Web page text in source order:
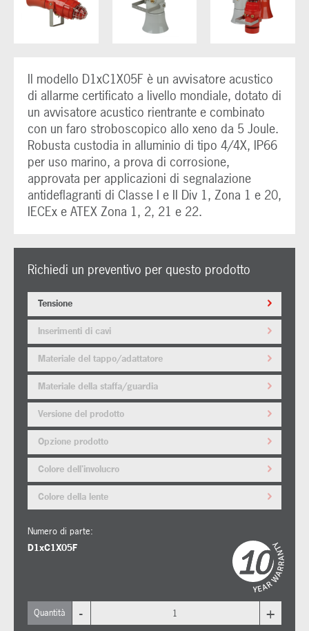
Il modello D1xC1X05F è un avvisatore acustico
di allarme certificato a livello mondiale, dotato di
un avvisatore acustico rientrante e combinato
con un faro stroboscopico allo xeno da 5 Joule.
Robusta custodia in alluminio di tipo 4/4X, IP66
per uso marino, a prova di corrosione,
approvata per applicazioni di segnalazione
antideflagranti di Classe I e II Div 1, Zona 1 e 20,
IECEx e ATEX Zona 1, 2, 21 e 22.
Richiedi un preventivo per questo prodotto
Tensione
Inserimenti di cavi
Materiale del tappo/adattatore
Materiale della staffa/guardia
Versione del prodotto
Opzione prodotto
Colore dell'involucro
Colore della lente
Numero di parte:
D1xC1X05F
Quantità - +